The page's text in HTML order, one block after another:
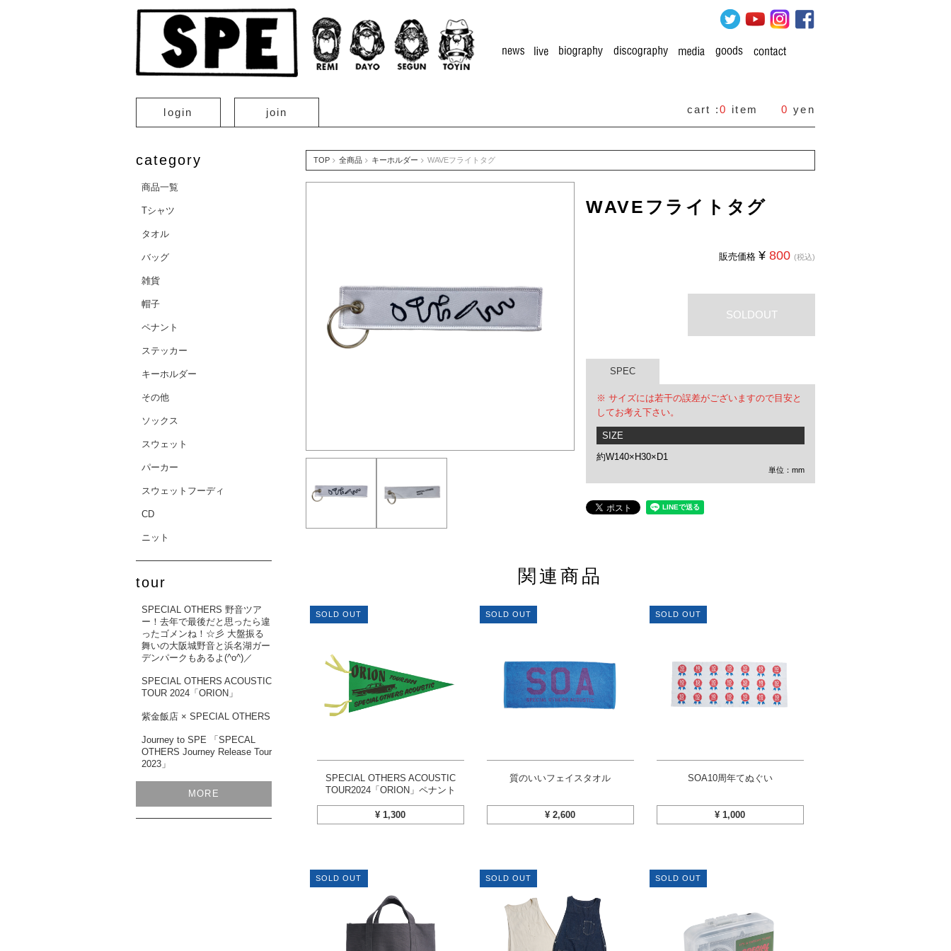
login join cart :0 item 0 yen
category
商品一覧
Tシャツ
タオル
バッグ
雑貨
帽子
ペナント
ステッカー
キーホルダー
その他
ソックス
スウェット
パーカー
スウェットフーディ
CD
ニット
tour
SPECIAL OTHERS 野音ツア
ー！去年で最後だと思ったら違
ったゴメンね！☆彡 大盤振る
舞いの大阪城野音と浜名湖ガー
デンパークもあるよ(^o^)／
SPECIAL OTHERS ACOUSTIC
TOUR 2024「ORION」
紫金飯店 × SPECIAL OTHERS
Journey to SPE 「SPECAL
OTHERS Journey Release Tour
2023」
MORE
TOP 全商品 キーホルダー WAVEフライトタグ
WAVEフライトタグ
販売価格 ¥ 800 (税込)
SOLDOUT
SPEC
※ サイズには若干の誤差がございますので目安と
してお考え下さい。
SIZE
約W140×H30×D1
単位：mm
関連商品
SOLD OUT
SPECIAL OTHERS ACOUSTIC
TOUR2024「ORION」ペナント
¥ 1,300
SOLD OUT
質のいいフェイスタオル
¥2,600
SOLD OUT
SOA10周年てぬぐい
¥ 1,000
SOLD OUT SOLD OUT SOLD OUT